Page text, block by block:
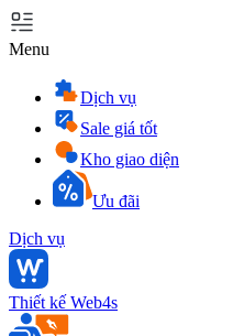
Menu
Dịch vụ
Sale giá tốt
Kho giao diện
Ưu đãi
Dịch vụ
Thiết kế Web4s